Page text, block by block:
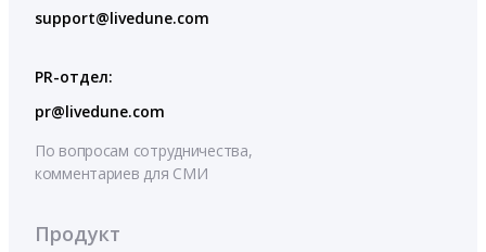
support@livedune.com
PR-отдел:
pr@livedune.com
По вопросам сотрудничества,
комментариев для СМИ
Продукт